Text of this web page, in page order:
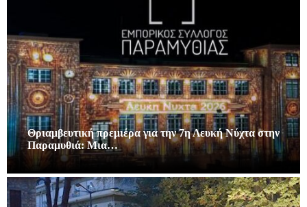
Θριαμβευτική πρεμιέρα για την 7η Λευκή Νύχτα στην
Παραμυθιά: Μια…